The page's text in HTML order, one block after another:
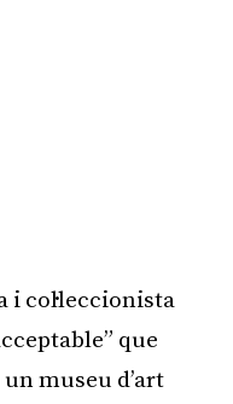
i col·leccionista
que
museu d’art